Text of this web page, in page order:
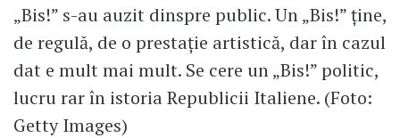
„Bis!” s-au auzit dinspre public. Un „Bis!” ține,
de regulă, de o prestație artistică, dar în cazul
dat e mult mai mult. Se cere un „Bis!” politic,
lucru rar în istoria Republicii Italiene. (Foto:
Getty Images)